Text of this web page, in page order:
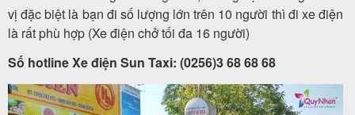
vị đặc biệt là bạn đi số lượng lớn trên 10 người thì đi xe điện
là rất phù hợp (Xe điện chở tối đa 16 người)
Số hotline Xe điện Sun Taxi: (0256)3 68 68 68